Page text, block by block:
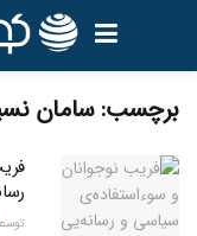
برچسب:سامان